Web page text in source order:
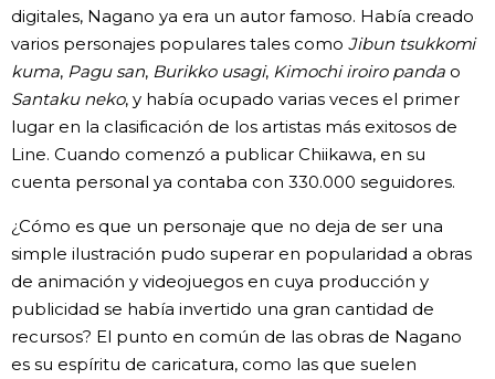
digitales, Nagano ya era un autor famoso. Había creado
varios personajes populares tales como Jibun tsukkomi
kuma, Pagu san, Burikko usagi, Kimochi iroiro pandao
Santaku neko, y había ocupado varias veces el primer
lugar en la clasificación de los artistas más exitosos de
Line. Cuando comenzó a publicar Chiikawa, en su
cuenta personal ya contaba con 330.000 seguidores.
¿Cómo es que un personaje que no deja de ser una
simple ilustración pudo superar en popularidad a obras
de animación y videojuegos en cuya producción y
publicidad se había invertido una gran cantidad de
recursos? El punto en común de las obras de Nagano
es su espíritu de caricatura, como las que suelen